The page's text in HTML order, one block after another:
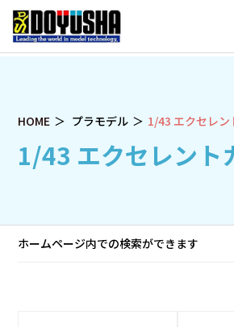
HOME プラモデル 1/43 エクセレン
1/43 エクセレント
ホームページ内での検索ができます